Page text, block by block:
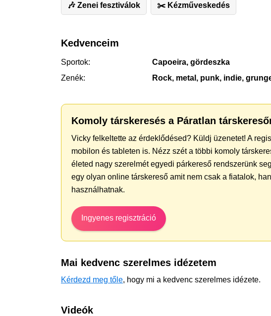
🎶 Zenei fesztiválok ✂️ ️Kézműveskedés
Kedvenceim
Sportok:
Capoeira, gördeszka
Zenék:
Rock, metal, punk, indie,
Komoly társkeresés a Páratlan
Vicky felkeltette az érdeklődésed? Küldj üzenetet! A
mobilon és tableten is. Nézz szét a többi komoly
életed nagy szerelmét egyedi párkereső rendszerünk
egy olyan online társkereső amit nem csak a fiatalok,
használhatnak.
Ingyenes regisztráció
Mai kedvenc szerelmes idézetem
Kérdezd meg tőle, hogy mi a kedvenc szerelmes idézete.
Videók